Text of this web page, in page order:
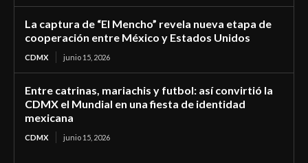
La captura de “El Mencho” revela nueva etapa de
cooperación entre México y Estados Unidos
CDMX junio 15, 2026
Entre catrinas, mariachis y futbol: así convirtió la
CDMX el Mundial en una fiesta de identidad
mexicana
CDMX junio 15, 2026